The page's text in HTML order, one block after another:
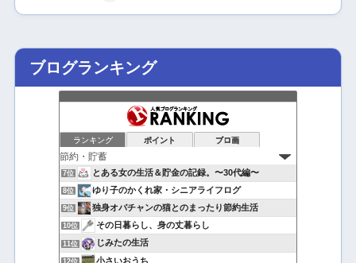
ブログランキング
ランキング ポイント ブロ画
7位 とある女の生活＆貯金の記録。〜30代編〜
8位 ゆり子のかくれ家・シニアライフログ
9位 独身オバチャンの猫とのまったり節約生活
10位 その日暮らし、身の丈暮らし
11位 じみたの生活
12位 小さいおうち